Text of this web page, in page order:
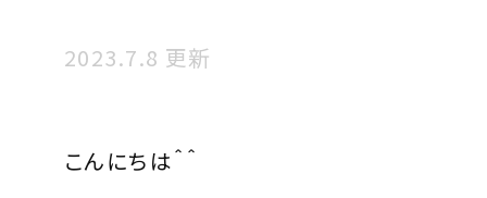
2023.7.8 更新
こんにちは＾＾